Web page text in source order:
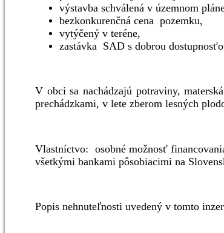
výstavba schválená v územnom
bezkonkurenčná cena pozemku,
vytýčený v teréne,
zastávka SAD s dobrou
V obci sa nachádzajú potraviny,
prechádzkami, v lete zberom lesných
Vlastníctvo: osobné možnosť
všetkými bankami pôsobiacimi na
Popis nehnuteľnosti uvedený v tomto